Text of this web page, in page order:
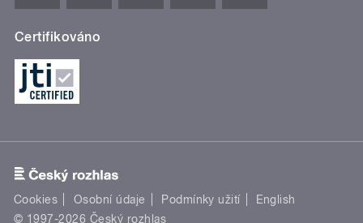
Certifikováno
Cookies Osobní údaje Podmínky užití
English
© 1997-2026 Český rozhlas